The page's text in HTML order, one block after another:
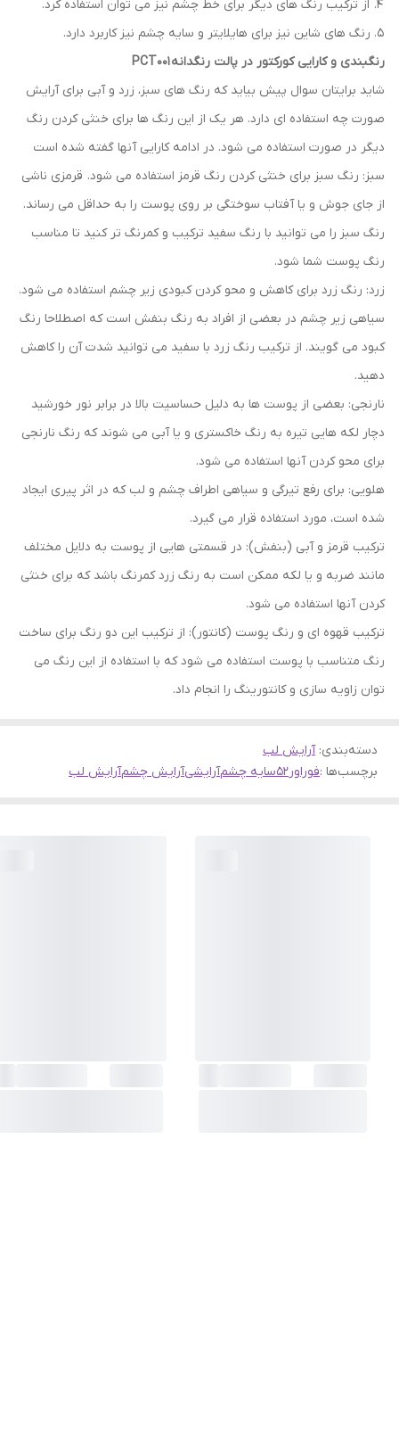
از ترکیب رنگ های دیگر برای خط چشم نیز می توان استفاده کرد.
رنگ های شاین نیز برای هایلایتر و سایه چشم نیز کاربرد دارد.
رنگبندی و کارایی کورکتور در پالت رنگدانه
شاید برایتان سوال پیش بیاید که رنگ های سبز، زرد و آبی برای آرایش
صورت چه استفاده ای دارد. هر یک از این رنگ ها برای خنثی کردن رنگ
دیگر در صورت استفاده می شود. در ادامه کارایی آنها گفته شده است
سبز: رنگ سبز برای خنثی کردن رنگ قرمز استفاده می شود. قرمزی ناشی
از جای جوش و یا آفتاب سوختگی بر روی پوست را به حداقل می رساند.
رنگ سبز را می توانید با رنگ سفید ترکیب و کمرنگ تر کنید تا مناسب
رنگ پوست شما شود.
زرد: رنگ زرد برای کاهش و محو کردن کبودی زیر چشم استفاده می شود.
سیاهی زیر چشم در بعضی از افراد به رنگ بنفش است که اصطلاحا رنگ
کبود می گویند. از ترکیب رنگ زرد با سفید می توانید شدت آن را کاهش
دهید.
نارنجی: بعضی از پوست ها به دلیل حساسیت بالا در برابر نور خورشید
دچار لکه هایی تیره به رنگ خاکستری و یا آبی می شوند که رنگ نارنجی
برای محو کردن آنها استفاده می شود.
هلویی: برای رفع تیرگی و سیاهی اطراف چشم و لب که در اثر پیری ایجاد
شده است، مورد استفاده قرار می گیرد.
ترکیب قرمز و آبی (بنفش): در قسمتی هایی از پوست به دلایل مختلف
مانند ضربه و یا لکه ممکن است به رنگ زرد کمرنگ باشد که برای خنثی
کردن آنها استفاده می شود.
ترکیب قهوه ای و رنگ پوست (کانتور): از ترکیب این دو رنگ برای ساخت
رنگ متناسب با پوست استفاده می شود که با استفاده از این رنگ می
توان زاویه سازی و کانتورینگ را انجام داد.
دسته‌بندی:آرایش لب
برچسب‌ها :فوراور52 سایه چشمآرایشیآرایش چشمآرایش لب